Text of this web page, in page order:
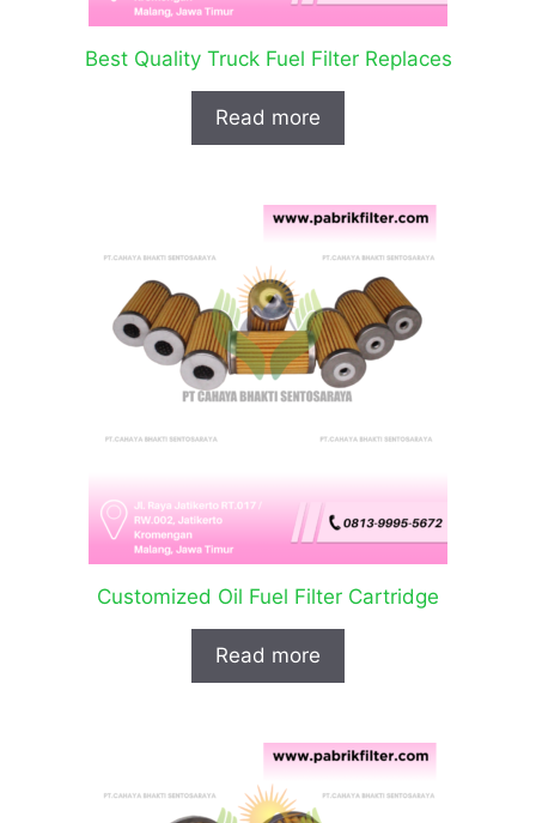
Best Quality Truck Fuel Filter Replaces
Read more
Customized Oil Fuel Filter Cartridge
Read more